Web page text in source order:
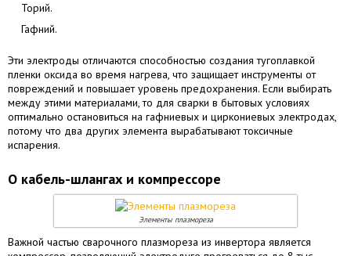
Торий.
Гафний.
Эти электроды отличаются способностью создания тугоплавкой
пленки оксида во время нагрева, что защищает инструменты от
повреждений и повышает уровень предохранения. Если выбирать
между этими материалами, то для сварки в бытовых условиях
оптимально остановиться на гафниевых и циркониевых электродах,
потому что два других элемента вырабатывают токсичные
испарения.
О кабель-шлангах и компрессоре
Элементы плазмореза
Важной частью сварочного плазмореза из инвертора является